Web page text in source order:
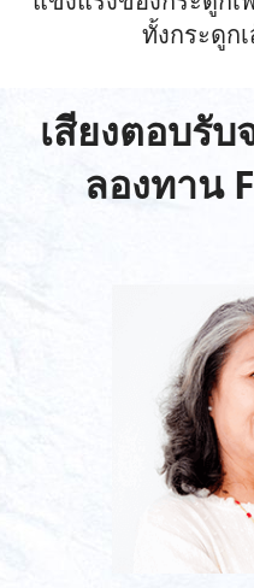
ทั้งกระดูก
เสียงตอบรั
ลองทาน